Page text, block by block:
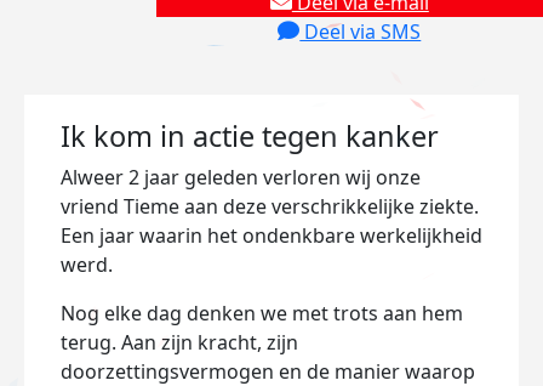
Deel via SMS
Ik kom in actie tegen kanker
Alweer 2 jaar geleden verloren wij onze
vriend Tieme aan deze verschrikkelijke ziekte.
Een jaar waarin het ondenkbare werkelijkheid
werd.
Nog elke dag denken we met trots aan hem
terug. Aan zijn kracht, zijn
doorzettingsvermogen en de manier waarop